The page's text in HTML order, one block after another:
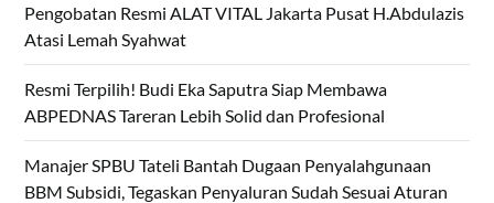
Pengobatan Resmi ALAT VITAL Jakarta Pusat H.Abdulazis
Atasi Lemah Syahwat
Resmi Terpilih! Budi Eka Saputra Siap Membawa
ABPEDNAS Tareran Lebih Solid dan Profesional
Manajer SPBU Tateli Bantah Dugaan Penyalahgunaan
BBM Subsidi, Tegaskan Penyaluran Sudah Sesuai Aturan